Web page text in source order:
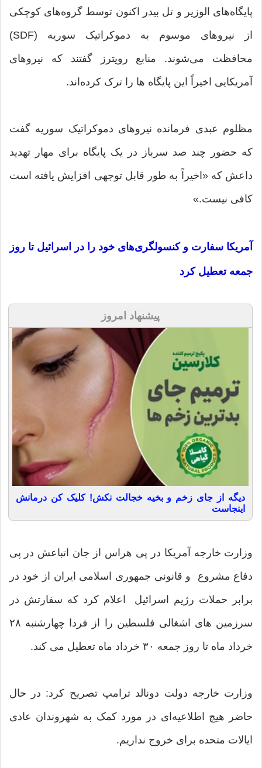
پایگاه‌های الوزیر و تل بیدر اکنون توسط گروه‌های کوچکی
از نیروهای موسوم به دموکراتیک سوریه (SDF)
محافظت می‌شوند. منابع رویترز گفتند که نیروهای
آمریکایی اخیراً این پایگاه ها را ترک کرده‌اند.
مظلوم عبدی فرمانده نیروهای دموکراتیک سوریه گفت
که حضور چند صد سرباز در یک پایگاه برای مهار تهدید
داعش که «اخیراً به طور قابل توجهی افزایش یافته است
کافی نیست.»
آمریکا سفارت و کنسولگری‌های خود را در اسرائیل تا روز
جمعه تعطیل کرد
پیشنهاد امروز
دیگه از جای زخم و بخیه خجالت نکش! کلیک کن درمانش
اینجاست
وزارت خارجه آمریکا در پی هراس از جان اتباعش در پی
دفاع مشروع و قانونی جمهوری اسلامی ایران از خود در
برابر حملات رژیم اسرائیل اعلام کرد که سفارتش در
سرزمین های اشغالی فلسطین را از فردا چهارشنبه ۲۸
خرداد ماه تا روز جمعه ۳۰ خرداد ماه تعطیل می کند.
وزارت خارجه دولت دونالد ترامپ تصریح کرد: در حال
حاضر هیچ اطلاعیه‌ای در مورد کمک به شهروندان عادی
ایالات متحده برای خروج نداریم.